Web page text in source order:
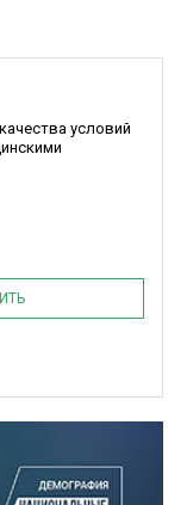
условий